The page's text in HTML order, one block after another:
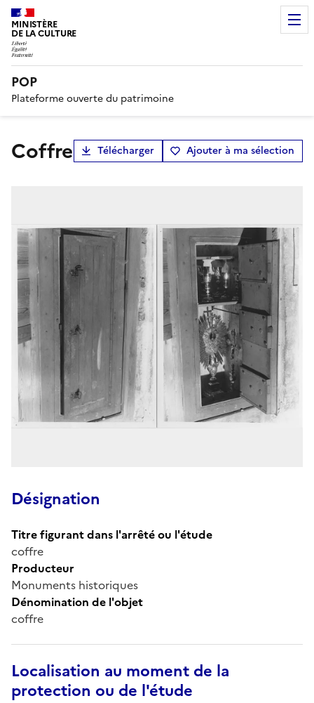
MINISTÈRE
DE LA CULTURE
POP
Plateforme ouverte du patrimoine
coffre Télécharger Ajouter à ma sélection
Désignation
Titre figurant dans l'arrêté ou l'étude
coffre
Producteur
Monuments historiques
Dénomination de l'objet
coffre
Localisation au moment de la
protection ou de l'étude